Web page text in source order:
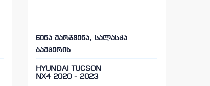
წინა მარჯვენა, სალასკა
ბამპერის
HYUNDAI TUCSON
NX4 2020 - 2023